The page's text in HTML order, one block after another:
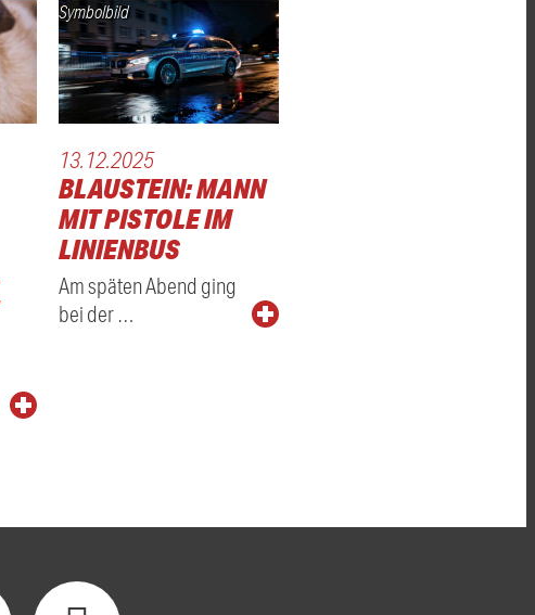
Symbolbild
13.12.2025
BLAUSTEIN: MANN
MIT PISTOLE IM
LINIENBUS
Am späten Abend ging
bei der …